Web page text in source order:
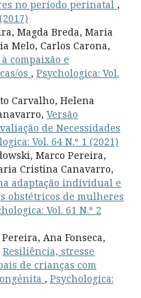
no período perinatal ,
Magda Breda, Maria
Melo, Carlos Carona,
compaixão e
os , Psychologica: Vol.
Carvalho, Helena
Versão
de Necessidades
Vol. 64 N.º 1 (2021)
Marco Pereira,
Cristina Canavarro,
adaptação individual e
obstétricos de mulheres
Vol. 61 N.º 2
Ana Fonseca,
Resiliência, stresse
de crianças com
, Psychologica: